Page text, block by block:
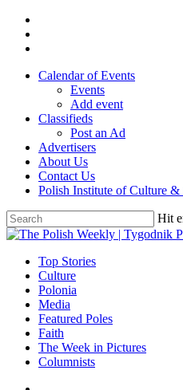
Skip
main
Calendar of Events
Events
Add event
Classifieds
Post an Ad
Advertisers
About Us
Contact Us
Polish Institute of Culture &
Hit
Close
search
Menu
Top Stories
Culture
Polonia
Media
Featured Poles
Faith
The Week in Pictures
Columnists